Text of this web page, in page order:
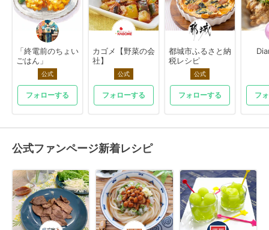
「終電前のちょい
ごはん」
公式
フォローする
カゴメ【野菜の会
社】
公式
フォローする
都城市ふるさと納
税レシピ
公式
フォローする フ
公式ファンページ新着レシピ